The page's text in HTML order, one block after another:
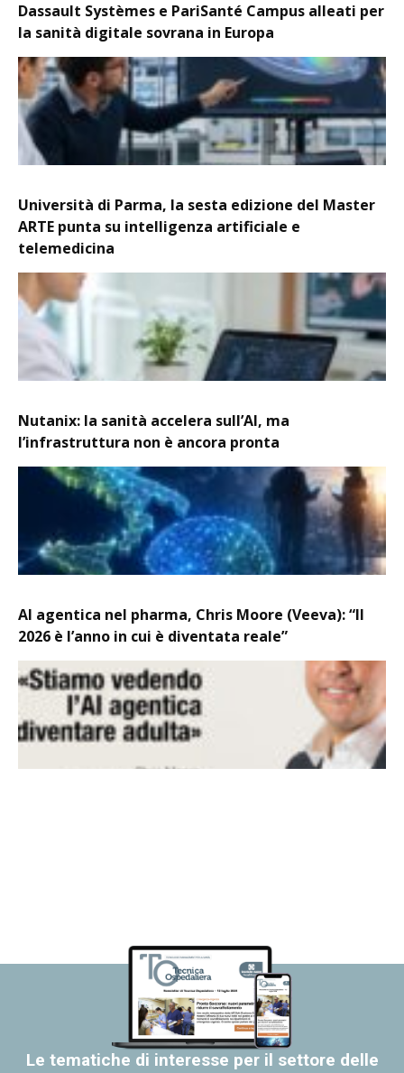
Dassault Systèmes e PariSanté Campus alleati per
la sanità digitale sovrana in Europa
Università di Parma, la sesta edizione del Master
ARTE punta su intelligenza artificiale e
telemedicina
Nutanix: la sanità accelera sull’AI, ma
l’infrastruttura non è ancora pronta
AI agentica nel pharma, Chris Moore (Veeva): “Il
2026 è l’anno in cui è diventata reale”
Le tematiche di interesse per il settore delle